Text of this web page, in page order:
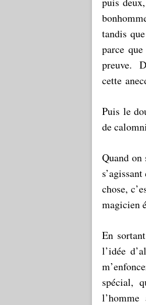
tandis
parce
preuve.
cette
Puis le
de
Quand on
chose,
magicien
En
l’idée
spécial,